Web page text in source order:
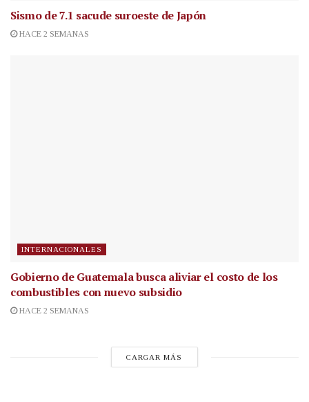
Sismo de 7.1 sacude suroeste de Japón
HACE 2 SEMANAS
INTERNACIONALES
Gobierno de Guatemala busca aliviar el costo de los
combustibles con nuevo subsidio
HACE 2 SEMANAS
CARGAR MÁS